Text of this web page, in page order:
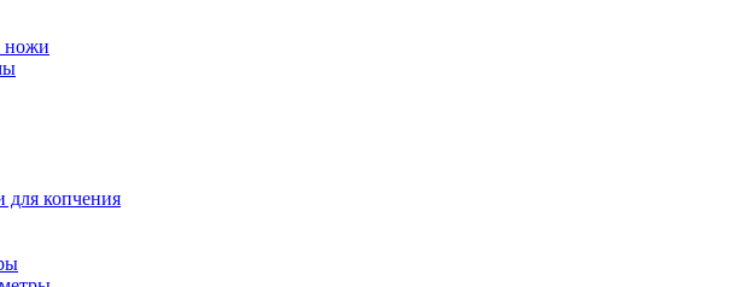
ножи
для копчения